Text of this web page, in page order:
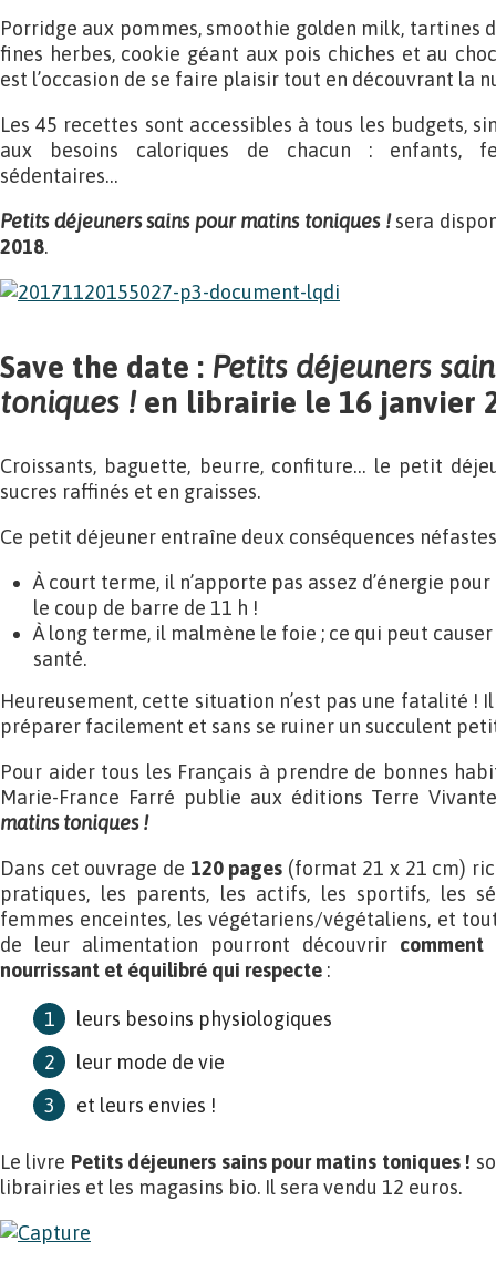
Porridge aux pommes, smoothie golden milk, tartines
fines herbes, cookie géant aux pois chiches et au
est l’occasion de se faire plaisir tout en découvrant la
Les 45 recettes sont accessibles à tous les budgets,
aux besoins caloriques de chacun : enfants,
sédentaires…
Petits déjeuners sains pour matins toniques ! sera
2018.
Save the date : Petits déjeuners
toniques !en librairie le 16 janvier
Croissants, baguette, beurre, confiture… le petit
sucres raffinés et en graisses.
Ce petit déjeuner entraîne deux conséquences néfastes
À court terme, il n’apporte pas assez d’énergie
le coup de barre de 11 h !
À long terme, il malmène le foie ; ce qui peut
santé.
Heureusement, cette situation n’est pas une fatalité !
préparer facilement et sans se ruiner un succulent
Pour aider tous les Français à prendre de bonnes
Marie-France Farré publie aux éditions Terre
matins toniques !
Dans cet ouvrage de 120 pages (format 21 x 21 cm)
pratiques, les parents, les actifs, les sportifs, les
femmes enceintes, les végétariens/végétaliens, et
de leur alimentation pourront découvrir
nourrissant et équilibré qui respecte :
leurs besoins physiologiques
leur mode de vie
et leurs envies !
Le livre Petits déjeuners sains pour matins toniques !
librairies et les magasins bio. Il sera vendu 12 euros.